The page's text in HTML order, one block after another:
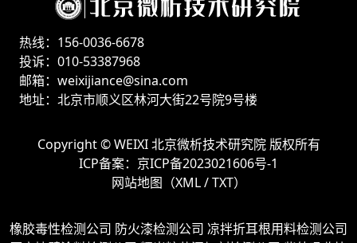
热线：156-0036-6678
投诉：010-53387968
邮箱：weixijiance@sina.com
地址：北京市顺义区林河大街22号院9号楼
Copyright ©WEIXI 北京微析技术研究院版权所有
ICP备案： 京ICP备2023021606号-1
网站地图（XML/TXT）
橡胶毒性检测公司 防火漆检测公司 凉拌折耳根用料检测公司